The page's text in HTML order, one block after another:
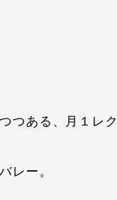
つある、月１レ
レー。